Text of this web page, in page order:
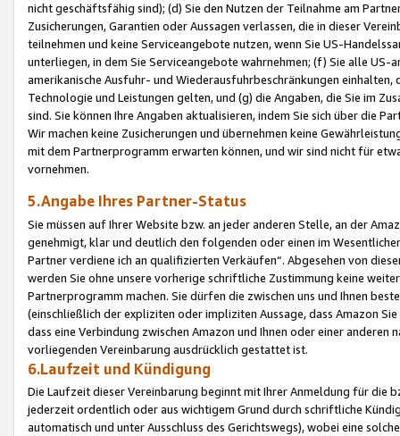
nicht geschäftsfähig sind); (d) Sie den Nutzen der Teilnahme am
Zusicherungen, Garantien oder Aussagen verlassen, die in dieser
teilnehmen und keine Serviceangebote nutzen, wenn Sie US-
unterliegen, in dem Sie Serviceangebote wahrnehmen; (f) Sie alle
amerikanische Ausfuhr- und Wiederausfuhrbeschränkungen
Technologie und Leistungen gelten, und (g) die Angaben, die Sie im
sind. Sie können Ihre Angaben aktualisieren, indem Sie sich über die
Wir machen keine Zusicherungen und übernehmen keine
mit dem Partnerprogramm erwarten können, und wir sind nicht für
vornehmen.
5.Angabe Ihres Partner-Status
Sie müssen auf Ihrer Website bzw. an jeder anderen Stelle, an der
genehmigt, klar und deutlich den folgenden oder einen im
Partner verdiene ich an qualifizierten Verkäufen“. Abgesehen von
werden Sie ohne unsere vorherige schriftliche Zustimmung keine
Partnerprogramm machen. Sie dürfen die zwischen uns und Ihnen
(einschließlich der expliziten oder impliziten Aussage, dass Amazon
dass eine Verbindung zwischen Amazon und Ihnen oder einer
vorliegenden Vereinbarung ausdrücklich gestattet ist.
6.Laufzeit und Kündigung
Die Laufzeit dieser Vereinbarung beginnt mit Ihrer Anmeldung für die
jederzeit ordentlich oder aus wichtigem Grund durch schriftliche
automatisch und unter Ausschluss des Gerichtswegs), wobei eine